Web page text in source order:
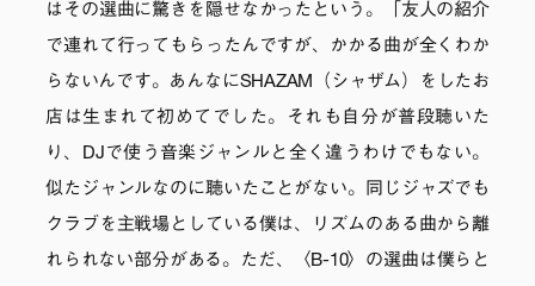
はその選曲に驚きを隠せなかったという。「友人の紹介
で連れて行ってもらったんですが、かかる曲が全くわか
らないんです。あんなにSHAZAM（シャザム）をしたお
店は生まれて初めてでした。それも自分が普段聴いた
り、DJで使う音楽ジャンルと全く違うわけでもない。
似たジャンルなのに聴いたことがない。同じジャズでも
クラブを主戦場としている僕は、リズムのある曲から離
れられない部分がある。ただ、〈B-10〉の選曲は僕らと